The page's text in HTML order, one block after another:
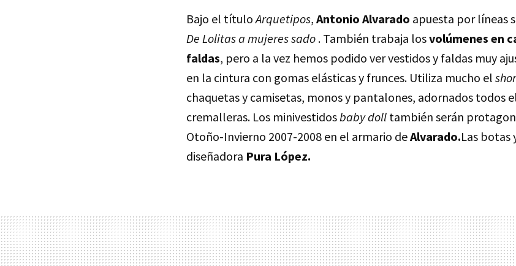
Bajo el títuloArquetipos, Antonio Alvarado apuesta por líneas
De Lolitas a mujeres sado . También trabaja losvolúmenes en
faldas, pero a la vez hemos podido ver vestidos y faldas muy
en la cintura con gomas elásticas y frunces. Utiliza mucho el
chaquetas y camisetas, monos y pantalones, adornados todos
cremalleras. Los minivestidosbaby doll también serán
Otoño-Invierno 2007-2008 en el armario deAlvarado.Las botas
diseñadora Pura López.